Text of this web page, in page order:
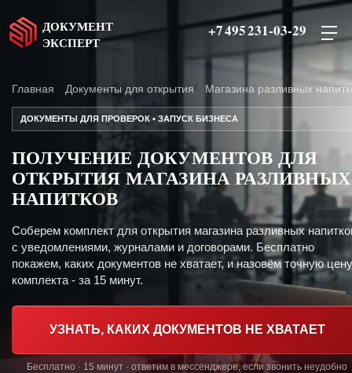
ДОКУМЕНТ
ЭКСПЕРТ
+7 495 231-03-29
Главная Документы для открытия Магазина разливных
ДОКУМЕНТЫ ДЛЯ ПРОВЕРОК • ЗАПУСК БИЗНЕСА
ПОЛУЧЕНИЕ ДОКУМЕНТОВ ДЛЯ
ОТКРЫТИЯ МАГАЗИНА РАЗЛИВНЫХ
НАПИТКОВ
Соберем комплект для открытия магазина разливных
с уведомлениями, журналами и договорами. Бесплатно
покажем, каких документов не хватает, и назовём точную цену
комплекта - за 15 минут.
УЗНАТЬ, КАКИХ ДОКУМЕНТОВ НЕ ХВАТАЕТ
Бесплатно · 15 минут · ответим в мессенджере, если звонить неудобно